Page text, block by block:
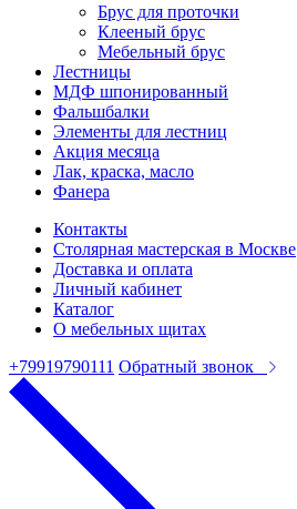
Брус для проточки
Клееный брус
Мебельный брус
Лестницы
МДФ шпонированный
Фальшбалки
Элементы для лестниц
Акция месяца
Лак, краска, масло
Фанера
Контакты
Столярная мастерская в Москве
Доставка и оплата
Личный кабинет
Каталог
О мебельных щитах
+79919790111 Обратный звонок